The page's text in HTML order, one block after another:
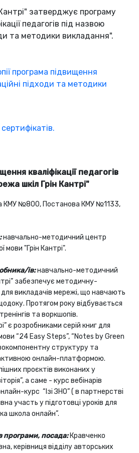
затверджує програму
педагогів під назвою
та методики викладання".
програма підвищення
підходи та методики
кваліфікації педагогів
шкіл Грін Кантрі"
КМУ №800, Постанова КМУ №1133,
навчально-методичний центр
мови "Грін Кантрі".
ів:навчально-методичний
забезпечує методичну-
для викладачів мережі, що навчають
Протягом року відбувається
та воркшопів.
є розробниками серій книг для
“24 Easy Steps”, “Notes by Green
структуру та
онлайн-платформою.
проєктів виконаних у
а саме - курс вебінарів
курс “Ізі ЗНО” ( в партнерстві
участь у підготовці уроків для
школа онлайн”.
програми, посада: Кравченко
керівниця відділу авторських